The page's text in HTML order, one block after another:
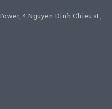
4 Nguyen Dinh Chieu st.,